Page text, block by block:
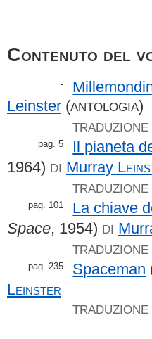
Contenuto del
-
Leinster (ANTOLOGIA)
TRADUZIONE
pag. 5 Il pianeta
1964) DI Murray
TRADUZIONE
pag. 101 La chiave
Space, 1954) DI
TRADUZIONE
pag. 235 Spaceman
Leinster
TRADUZIONE